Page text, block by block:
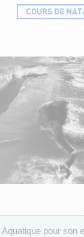
COURS DE
pour son